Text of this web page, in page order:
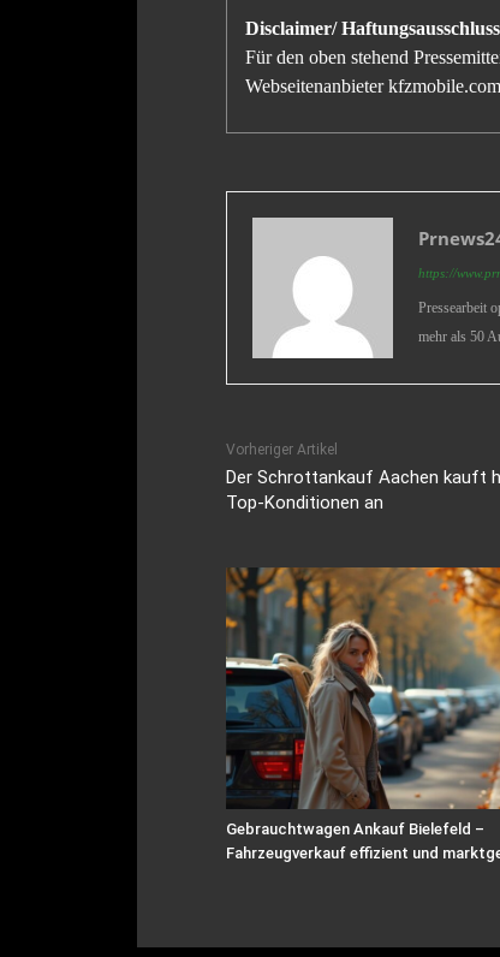
Disclaimer/
Für den oben stehend
Webseitenanbieter
https://
Pressearbeit
mehr als 50
Vorheriger Artikel
Der Schrottankauf Aachen kauft
Top-Konditionen an
Gebrauchtwagen Ankauf Bielefeld –
Fahrzeugverkauf effizient und